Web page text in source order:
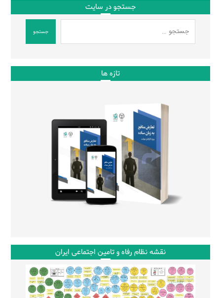
جستجو در سایت
جستجو
تازه ها
نقشه نظام رفاه و تامین اجتماعی ایران